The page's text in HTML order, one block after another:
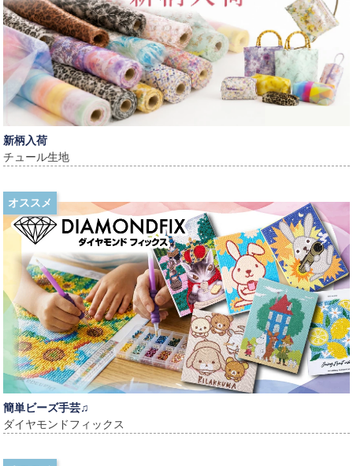
新柄入荷
チュール生地
オススメ
簡単ビーズ手芸♫
ダイヤモンドフィックス